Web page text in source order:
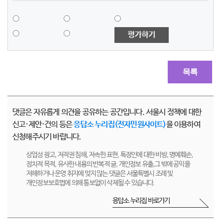
평가하기
목록
댓글은 자유롭게 의견을 공유하는 공간입니다. 서울시 정책에 대한
신고·제안·건의 등은응답소 누리집(전자민원사이트)을 이용하여
신청해주시기 바랍니다.
상업성 광고, 저작권 침해, 저속한 표현, 특정인에 대한 비방, 명예훼손,
정치적 목적, 유사한 내용의 반복적 글, 개인정보 유출,그 밖에 공익을
저해하거나 운영 취지에 맞지 않는 댓글은 서울특별시 조례 및
개인정보보호법에 의해 통보없이 삭제될 수 있습니다.
응답소 누리집 바로가기